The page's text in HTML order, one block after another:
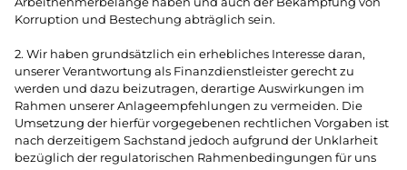
Korruption und Bestechung abträglich sein.
2. Wir haben grundsätzlich ein erhebliches Interesse daran,
unserer Verantwortung als Finanzdienstleister gerecht zu
werden und dazu beizutragen, derartige Auswirkungen im
Rahmen unserer Anlageempfehlungen zu vermeiden. Die
Umsetzung der hierfür vorgegebenen rechtlichen Vorgaben ist
nach derzeitigem Sachstand jedoch aufgrund der Unklarheit
bezüglich der regulatorischen Rahmenbedingungen für uns